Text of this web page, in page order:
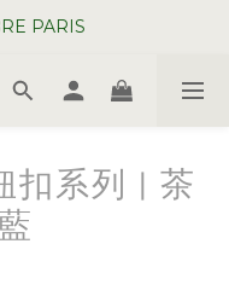
PARIS
PARIS
折
扣系列 | 茶